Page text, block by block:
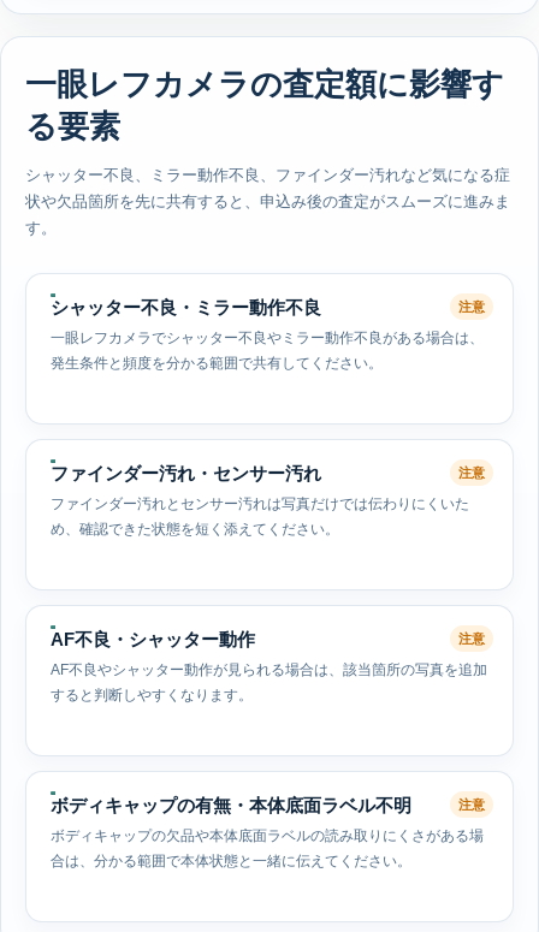
一眼レフカメラの査定額に影響す
る要素
シャッター不良、ミラー動作不良、ファインダー汚れなど気になる症
状や欠品箇所を先に共有すると、申込み後の査定がスムーズに進みま
す。
シャッター不良・ミラー動作不良 注意
一眼レフカメラでシャッター不良やミラー動作不良がある場合は、
発生条件と頻度を分かる範囲で共有してください。
ファインダー汚れ・センサー汚れ 注意
ファインダー汚れとセンサー汚れは写真だけでは伝わりにくいた
め、確認できた状態を短く添えてください。
AF不良・シャッター動作 注意
AF不良やシャッター動作が見られる場合は、該当箇所の写真を追加
すると判断しやすくなります。
ボディキャップの有無・本体底面ラベル不明 注意
ボディキャップの欠品や本体底面ラベルの読み取りにくさがある場
合は、分かる範囲で本体状態と一緒に伝えてください。